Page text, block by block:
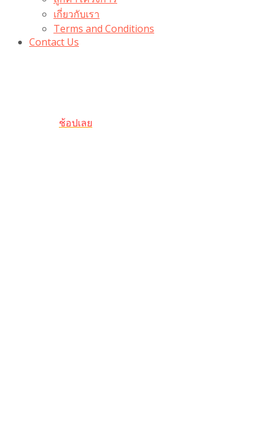
เกี่ยวกับเรา
Terms and Conditions
Contact Us
ช้อปเลย